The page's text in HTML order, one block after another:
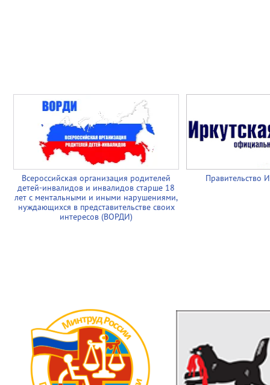
Всероссийская организация родителей
детей-инвалидов и инвалидов старше 18
лет с ментальными и иными нарушениями,
нуждающихся в представительстве своих
интересов (ВОРДИ)
Правительство